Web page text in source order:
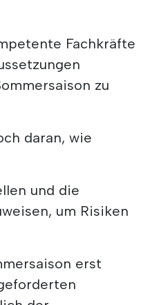
Fachkräfte
zu
daran, wie
und die
um Risiken
erst